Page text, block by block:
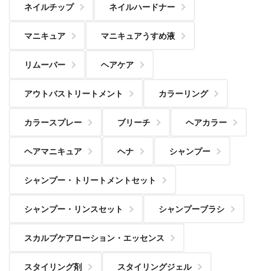
ネイルチップ ネイルハードナー
マニキュア マニキュアうすめ液
リムーバー ヘアケア
アウトバストリートメント カラーリング
カラースプレー ブリーチ ヘアカラー
ヘアマニキュア ヘナ シャンプー
シャンプー・トリートメントセット
シャンプー・リンスセット シャンプーブラシ
スカルプケアローション・エッセンス
スタイリング剤 スタイリングジェル